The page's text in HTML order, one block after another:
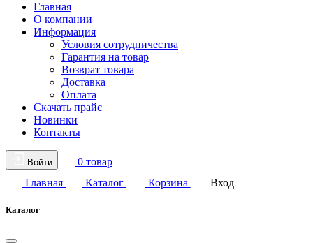
Главная
О компании
Информация
Условия сотрудничества
Гарантия на товар
Возврат товара
Доставка
Оплата
Скачать прайс
Новинки
Контакты
Войти
0 товар
Главная
Каталог Корзина Вход
Каталог